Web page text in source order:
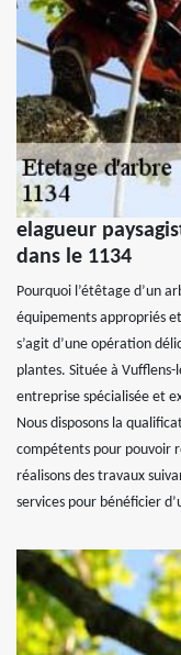
elagueur
dans le 1134
Pourquoi l’étêtage d’un
équipements appropriés
s’agit d’une opération
plantes. Située à
entreprise spécialisée et
Nous disposons la
compétents pour pouvoir
réalisons des travaux
services pour bénéficier